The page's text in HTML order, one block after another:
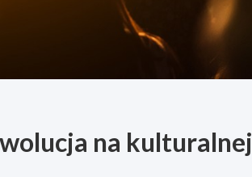
na kulturalnej